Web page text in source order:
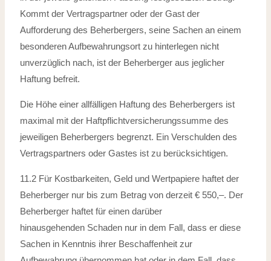
Kommt der Vertragspartner oder der Gast der
Aufforderungdes Beherbergers, seine Sachen an einem
besonderen Aufbewahrungsort zu hinterlegen nicht
unverzüglich nach, ist der Beherberger aus jeglicher
Haftung befreit.
Die Höhe einer allfälligen Haftung des Beherbergers ist
maximal mit der Haftpflichtversicherungssumme des
jeweiligen Beherbergers begrenzt. Ein Verschulden des
Vertragspartners oder Gastes ist zu berücksichtigen.
11.2 Für Kostbarkeiten, Geld und Wertpapiere haftet der
Beherberger nur bis zum Betrag von derzeit € 550,–. Der
Beherberger haftet für einen darüber
hinausgehenden Schaden nur in dem Fall, dass er diese
Sachen in Kenntnis ihrer Beschaffenheit zur